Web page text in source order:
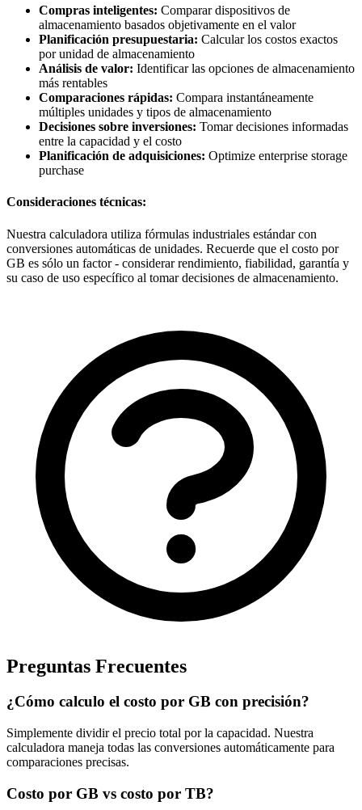
Compras inteligentes: Comparar dispositivos de
almacenamiento basados objetivamente en el valor
Planificación presupuestaria: Calcular los costos exactos
por unidad de almacenamiento
Análisis de valor: Identificar las opciones de almacenamiento
más rentables
Comparaciones rápidas: Compara instantáneamente
múltiples unidades y tipos de almacenamiento
Decisiones sobre inversiones: Tomar decisiones informadas
entre la capacidad y el costo
Planificación de adquisiciones: Optimize enterprise storage
purchase
Consideraciones técnicas:
Nuestra calculadora utiliza fórmulas industriales estándar con
conversiones automáticas de unidades. Recuerde que el costo por
GB es sólo un factor - considerar rendimiento, fiabilidad, garantía y
su caso de uso específico al tomar decisiones de almacenamiento.
Preguntas Frecuentes
¿Cómo calculo el costo por GB con precisión?
Simplemente dividir el precio total por la capacidad. Nuestra
calculadora maneja todas las conversiones automáticamente para
comparaciones precisas.
Costo por GB vs costo por TB?